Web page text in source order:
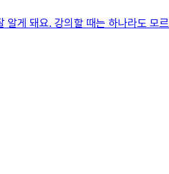
알게 돼요. 강의할 때는 하나라도